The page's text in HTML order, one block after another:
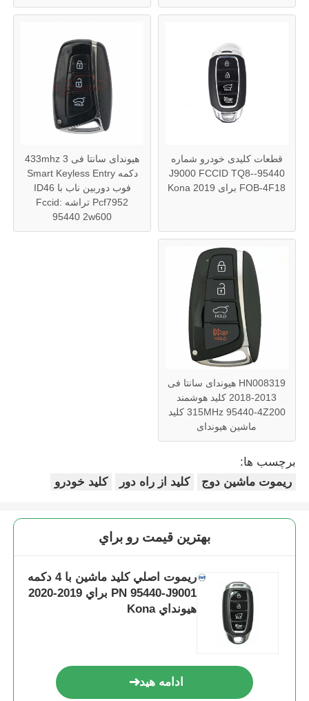
قطعات کلیدی خودرو شماره
95440-J9000 FCCID TQ8-
FOB-4F18 برای Kona 2019
هیوندای سانتا فی 433mhz 3
دکمه Smart Keyless Entry
فوب دوربين ناب با ID46
Pcf7952 تراشه Fccid:
95440 2w600
HN008319 هیوندای سانتا فی
2013-2018 کلید هوشمند
315MHz 95440-4Z200 کلید
ماشین هیوندای
برچسب ها:
ریموت ماشین دوج
کلید از راه دور کلید خودرو
بهترين قيمت رو براي
ريموت اصلي کليد ماشين با 4 دکمه
PN 95440-J9001 براي 2019-2020
هيونداي Kona
ادامه هید